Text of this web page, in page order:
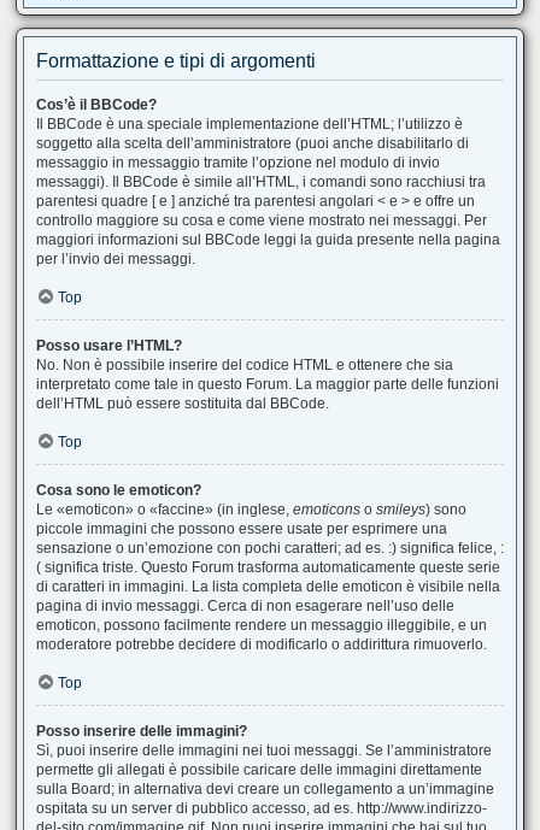
Formattazione e tipi di argomenti
Cos’è il BBCode?
Il BBCode è una speciale implementazione dell’HTML; l’utilizzo è
soggetto alla scelta dell’amministratore (puoi anche disabilitarlo di
messaggio in messaggio tramite l’opzione nel modulo di invio
messaggi). Il BBCode è simile all’HTML, i comandi sono racchiusi tra
parentesi quadre [ e ] anziché tra parentesi angolari < e > e offre un
controllo maggiore su cosa e come viene mostrato nei messaggi. Per
maggiori informazioni sul BBCode leggi la guida presente nella pagina
per l’invio dei messaggi.
Top
Posso usare l’HTML?
No. Non è possibile inserire del codice HTML e ottenere che sia
interpretato come tale in questo Forum. La maggior parte delle funzioni
dell’HTML può essere sostituita dal BBCode.
Top
Cosa sono le emoticon?
Le «emoticon» o «faccine» (in inglese, emoticons o smileys) sono
piccole immagini che possono essere usate per esprimere una
sensazione o un’emozione con pochi caratteri; ad es. :) significa felice, :
( significa triste. Questo Forum trasforma automaticamente queste serie
di caratteri in immagini. La lista completa delle emoticon è visibile nella
pagina di invio messaggi. Cerca di non esagerare nell’uso delle
emoticon, possono facilmente rendere un messaggio illeggibile, e un
moderatore potrebbe decidere di modificarlo o addirittura rimuoverlo.
Top
Posso inserire delle immagini?
Sì, puoi inserire delle immagini nei tuoi messaggi. Se l’amministratore
permette gli allegati è possibile caricare delle immagini direttamente
sulla Board; in alternativa devi creare un collegamento a un’immagine
ospitata su un server di pubblico accesso, ad es. http://www.indirizzo-